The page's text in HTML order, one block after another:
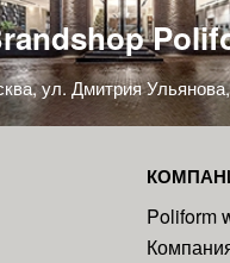
ул. Дмитрия
Poliform